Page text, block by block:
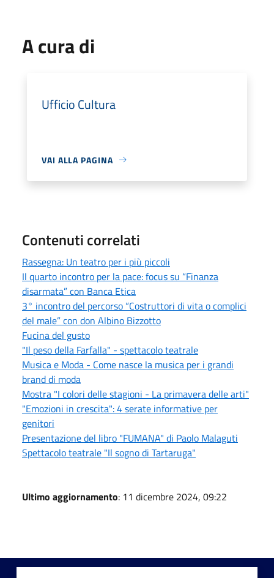
A cura di
Ufficio Cultura
VAI ALLA PAGINA
Contenuti correlati
Rassegna: Un teatro per i più piccoli
Il quarto incontro per la pace: focus su “Finanza
disarmata” con Banca Etica
3° incontro del percorso “Costruttori di vita o complici
del male” con don Albino Bizzotto
Fucina del gusto
"Il peso della Farfalla" - spettacolo teatrale
Musica e Moda - Come nasce la musica per i grandi
brand di moda
Mostra "I colori delle stagioni - La primavera delle arti"
"Emozioni in crescita": 4 serate informative per
genitori
Presentazione del libro "FUMANA" di Paolo Malaguti
Spettacolo teatrale "Il sogno di Tartaruga"
Ultimo aggiornamento: 11 dicembre 2024, 09:22